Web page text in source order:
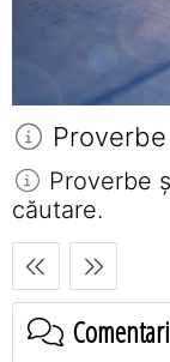
Proverbe
căutare.